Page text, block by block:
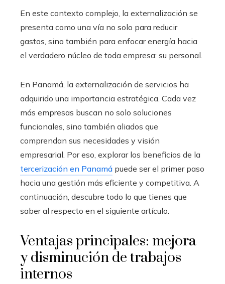
En este contexto complejo, la externalización se
presenta como una vía no solo para reducir
gastos, sino también para enfocar energía hacia
el verdadero núcleo de toda empresa: su personal.
En Panamá, la externalización de servicios ha
adquirido una importancia estratégica. Cada vez
más empresas buscan no solo soluciones
funcionales, sino también aliados que
comprendan sus necesidades y visión
empresarial. Por eso, explorar los beneficios de la
tercerización en Panamá puede ser el primer paso
hacia una gestión más eficiente y competitiva. A
continuación, descubre todo lo que tienes que
saber al respecto en el siguiente artículo.
Ventajas principales: mejora
y disminución de trabajos
internos